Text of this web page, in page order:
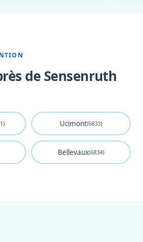
de Sensenruth
Ucimont(6833)
Bellevaux(6834)